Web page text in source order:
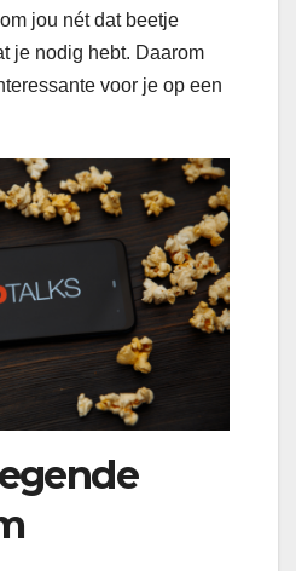
jou nét dat beetje
je nodig hebt. Daarom
voor je op een